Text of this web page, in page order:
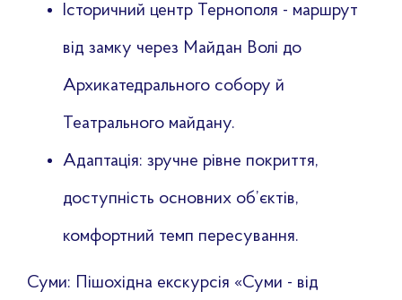
Історичний центр Тернополя - маршрут
від замку через Майдан Волі до
Архикатедрального собору й
Театрального майдану.
Адаптація: зручне рівне покриття,
доступність основних об’єктів,
комфортний темп пересування.
Суми: Пішохідна екскурсія «Суми - від